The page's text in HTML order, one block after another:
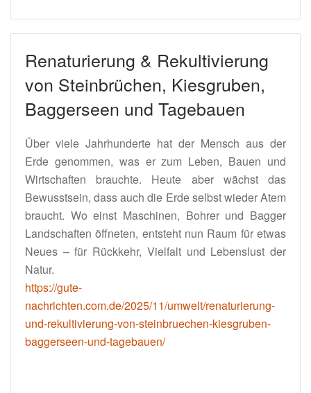
Renatur­ierung & Rekultivierung
von Stein­brüchen, Kiesgruben,
Baggerseen und Tagebauen
Über viele Jahrhunderte hat der Mensch aus der
Erde genommen, was er zum Leben, Bauen und
Wirtschaften brauchte. Heute aber wächst das
Bewusstsein, dass auch die Erde selbst wieder Atem
braucht. Wo einst Maschinen, Bohrer und Bagger
Landschaften öffneten, entsteht nun Raum für etwas
Neues – für Rückkehr, Vielfalt und Lebenslust der
Natur.
https://gute-
nachrichten.com.de/2025/11/umwelt/renaturierung-
und-rekultivierung-von-steinbruechen-kiesgruben-
baggerseen-und-tagebauen/